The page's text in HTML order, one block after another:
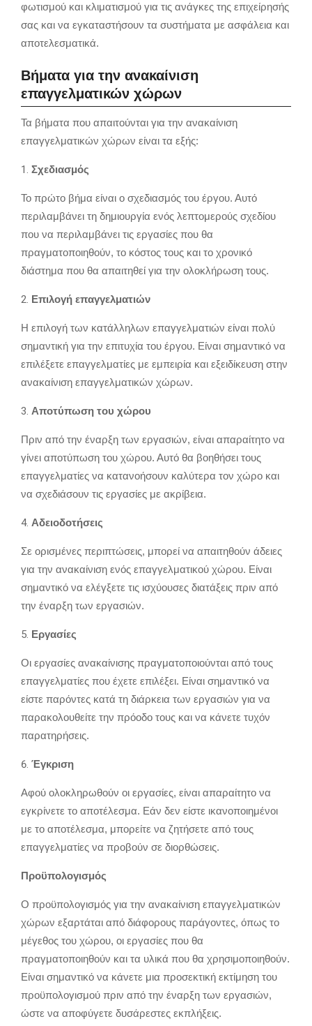
φωτισμού και κλιματισμού για τις ανάγκες της επιχείρησής
σας και να εγκαταστήσουν τα συστήματα με ασφάλεια και
αποτελεσματικά.
Βήματα για την ανακαίνιση
επαγγελματικών χώρων
Τα βήματα που απαιτούνται για την ανακαίνιση
επαγγελματικών χώρων είναι τα εξής:
Σχεδιασμός
Το πρώτο βήμα είναι ο σχεδιασμός του έργου. Αυτό
περιλαμβάνει τη δημιουργία ενός λεπτομερούς σχεδίου
που να περιλαμβάνει τις εργασίες που θα
πραγματοποιηθούν, το κόστος τους και το χρονικό
διάστημα που θα απαιτηθεί για την ολοκλήρωση τους.
Επιλογή επαγγελματιών
Η επιλογή των κατάλληλων επαγγελματιών είναι πολύ
σημαντική για την επιτυχία του έργου. Είναι σημαντικό να
επιλέξετε επαγγελματίες με εμπειρία και εξειδίκευση στην
ανακαίνιση επαγγελματικών χώρων.
Αποτύπωση του χώρου
Πριν από την έναρξη των εργασιών, είναι απαραίτητο να
γίνει αποτύπωση του χώρου. Αυτό θα βοηθήσει τους
επαγγελματίες να κατανοήσουν καλύτερα τον χώρο και
να σχεδιάσουν τις εργασίες με ακρίβεια.
Αδειοδοτήσεις
Σε ορισμένες περιπτώσεις, μπορεί να απαιτηθούν άδειες
για την ανακαίνιση ενός επαγγελματικού χώρου. Είναι
σημαντικό να ελέγξετε τις ισχύουσες διατάξεις πριν από
την έναρξη των εργασιών.
Εργασίες
Οι εργασίες ανακαίνισης πραγματοποιούνται από τους
επαγγελματίες που έχετε επιλέξει. Είναι σημαντικό να
είστε παρόντες κατά τη διάρκεια των εργασιών για να
παρακολουθείτε την πρόοδο τους και να κάνετε τυχόν
παρατηρήσεις.
Έγκριση
Αφού ολοκληρωθούν οι εργασίες, είναι απαραίτητο να
εγκρίνετε το αποτέλεσμα. Εάν δεν είστε ικανοποιημένοι
με το αποτέλεσμα, μπορείτε να ζητήσετε από τους
επαγγελματίες να προβούν σε διορθώσεις.
Προϋπολογισμός
Ο προϋπολογισμός για την ανακαίνιση επαγγελματικών
χώρων εξαρτάται από διάφορους παράγοντες, όπως το
μέγεθος του χώρου, οι εργασίες που θα
πραγματοποιηθούν και τα υλικά που θα χρησιμοποιηθούν.
Είναι σημαντικό να κάνετε μια προσεκτική εκτίμηση του
προϋπολογισμού πριν από την έναρξη των εργασιών,
ώστε να αποφύγετε δυσάρεστες εκπλήξεις.